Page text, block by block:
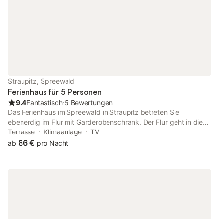
Straupitz, Spreewald
Ferienhaus für 5 Personen
9.4Fantastisch⋅5 Bewertungen
Das Ferienhaus im Spreewald in Straupitz betreten Sie
ebenerdig im Flur mit Garderobenschrank. Der Flur geht in die
Küche über. Hier finden Sie eine Küchenzeile, einen Herd mit
Backofen und Cerankochfeld, einen Kühlschrank, einen
Terrasse Klimaanlage
TV
ab 86 € pro Nacht